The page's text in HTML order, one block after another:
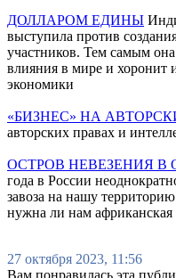
ДОЛЛАРОМ ЕДИНЫ
выступила против
участников. Тем самым
влияния в мире и хоронит
экономики
«БИЗНЕС» НА
авторских правах и
ОСТРОВ НЕВЕЗЕНИЯ В
года в России
завоза на нашу
нужна ли нам африканская
27 октября 2023, 11:56
Вам понравилась эта